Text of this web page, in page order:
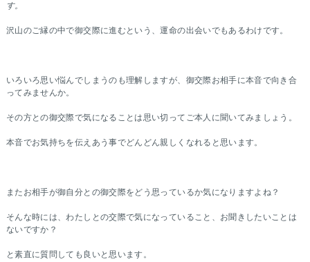
す。
沢山のご縁の中で御交際に進むという、運命の出会いでもあるわけです。
いろいろ思い悩んでしまうのも理解しますが、御交際お相手に本音で向き合
ってみませんか。
その方との御交際で気になることは思い切ってご本人に聞いてみましょう。
本音でお気持ちを伝えあう事でどんどん親しくなれると思います。
またお相手が御自分との御交際をどう思っているか気になりますよね？
そんな時には、わたしとの交際で気になっていること、お聞きしたいことは
ないですか？
と素直に質問しても良いと思います。